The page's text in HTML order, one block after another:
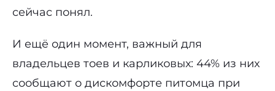
сейчас понял.
И ещё один момент, важный для
владельцев тоев и карликовых: 44% из них
сообщают о дискомфорте питомца при